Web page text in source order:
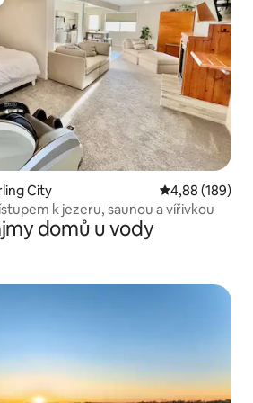
City Průměrné
4,88 (189)
k jezeru, saunou a vířivkou
domů u vody